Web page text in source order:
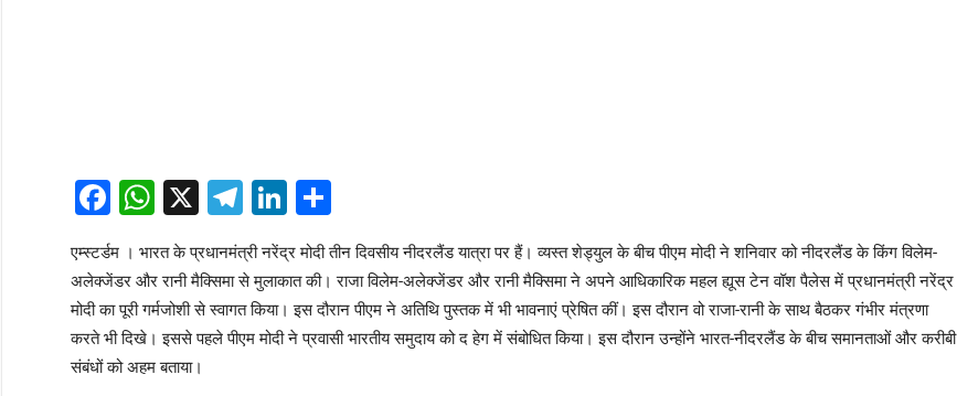
Facebook
WhatsApp
X Telegram
LinkedIn
Share
एम्स्टर्डम । भारत के प्रधानमंत्री नरेंद्र मोदी तीन दिवसीय नीदरलैंड यात्रा पर हैं। व्यस्त शेड्युल के बीच पीएम मोदी ने शनिवार को नीदरलैंड के किंग विलेम-
अलेक्जेंडर और रानी मैक्सिमा से मुलाकात की। राजा विलेम-अलेक्जेंडर और रानी मैक्सिमा ने अपने आधिकारिक महल ह्यूस टेन वॉश पैलेस में प्रधानमंत्री नरेंद्र
मोदी का पूरी गर्मजोशी से स्वागत किया। इस दौरान पीएम ने अतिथि पुस्तक में भी भावनाएं प्रेषित कीं। इस दौरान वो राजा-रानी के साथ बैठकर गंभीर मंत्रणा
करते भी दिखे। इससे पहले पीएम मोदी ने प्रवासी भारतीय समुदाय को द हेग में संबोधित किया। इस दौरान उन्होंने भारत-नीदरलैंड के बीच समानताओं और करीबी
संबंधों को अहम बताया।